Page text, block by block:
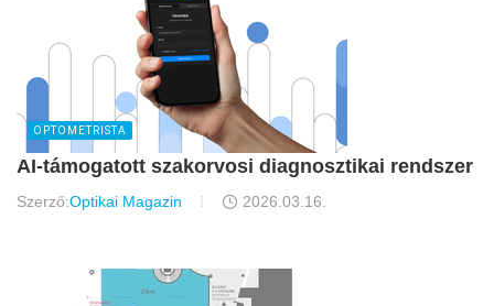
OPTOMETRISTA
AI-támogatott szakorvosi diagnosztikai rendszer
Szerző:Optikai Magazin 2026.03.16.